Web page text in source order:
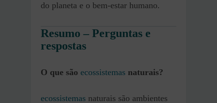
do planeta e o bem-estar humano.
Resumo – Perguntas e
respostas
O que são ecossistemas naturais?
ecossistemas naturais são ambientes